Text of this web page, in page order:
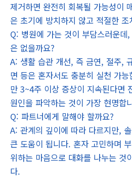
제거하면 완전히 회복될 가능성이
은 초기에 방치하지 않고 적절한
Q: 병원에 가는 것이 부담스러운데
은 없을까요?
A: 생활 습관 개선, 즉 금연, 절주,
면 등은 혼자서도 충분히 실천 가
만 3~4주 이상 증상이 지속된다면
원인을 파악하는 것이 가장 현명합
Q: 파트너에게 말해야 할까요?
A: 관계의 깊이에 따라 다르지만,
큰 도움이 됩니다. 혼자 고민하며
위하는 마음으로 대화를 나누는 것
다.